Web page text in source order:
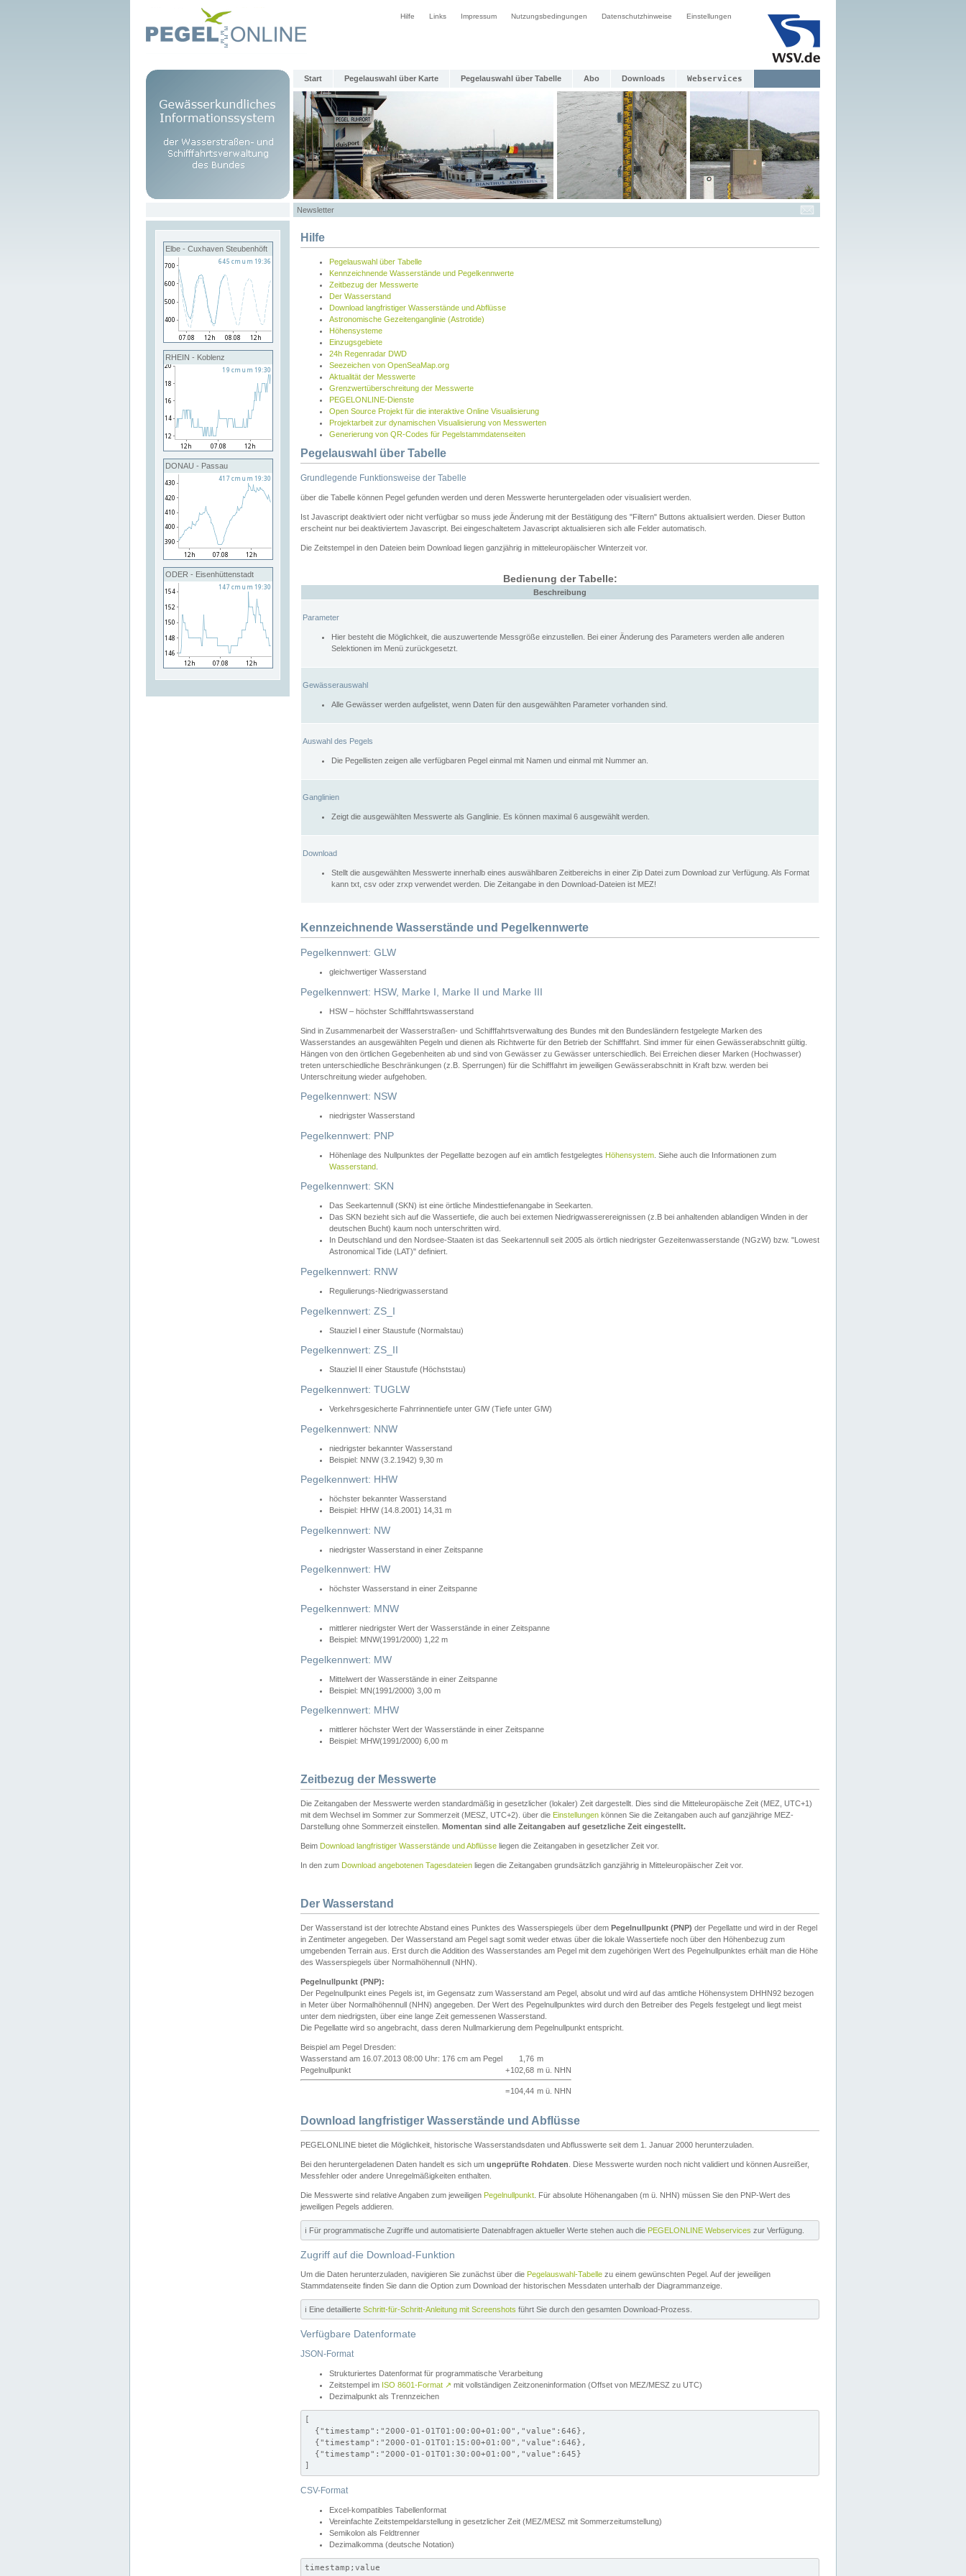
Hilfe Links Impressum Nutzungsbedingungen Datenschutzhinweise Einstellungen
Start Pegelauswahl über Karte Pegelauswahl über Tabelle Abo Downloads Webservices
Newsletter
Elbe - Cuxhaven Steubenhöft
RHEIN - Koblenz
DONAU - Passau
ODER - Eisenhüttenstadt
Hilfe
Pegelauswahl über Tabelle
Kennzeichnende Wasserstände und Pegelkennwerte
Zeitbezug der Messwerte
Der Wasserstand
Download langfristiger Wasserstände und Abflüsse
Astronomische Gezeitenganglinie (Astrotide)
Höhensysteme
Einzugsgebiete
24h Regenradar DWD
Seezeichen von OpenSeaMap.org
Aktualität der Messwerte
Grenzwertüberschreitung der Messwerte
PEGELONLINE-Dienste
Open Source Projekt für die interaktive Online Visualisierung
Projektarbeit zur dynamischen Visualisierung von Messwerten
Generierung von QR-Codes für Pegelstammdatenseiten
Pegelauswahl über Tabelle
Grundlegende Funktionsweise der Tabelle
über die Tabelle können Pegel gefunden werden und deren Messwerte heruntergeladen oder visualisiert werden.
Ist Javascript deaktiviert oder nicht verfügbar so muss jede Änderung mit der Bestätigung des "Filtern" Buttons aktualisiert werden. Dieser Button
erscheint nur bei deaktiviertem Javascript. Bei eingeschaltetem Javascript aktualisieren sich alle Felder automatisch.
Die Zeitstempel in den Dateien beim Download liegen ganzjährig in mitteleuropäischer Winterzeit vor.
Bedienung der Tabelle:
Beschreibung
Parameter
Hier besteht die Möglichkeit, die auszuwertende Messgröße einzustellen. Bei einer Änderung des Parameters werden alle anderen
Selektionen im Menü zurückgesetzt.
Gewässerauswahl
Alle Gewässer werden aufgelistet, wenn Daten für den ausgewählten Parameter vorhanden sind.
Auswahl des Pegels
Die Pegellisten zeigen alle verfügbaren Pegel einmal mit Namen und einmal mit Nummer an.
Ganglinien
Zeigt die ausgewählten Messwerte als Ganglinie. Es können maximal 6 ausgewählt werden.
Download
Stellt die ausgewählten Messwerte innerhalb eines auswählbaren Zeitbereichs in einer Zip Datei zum Download zur Verfügung. Als Format
kann txt, csv oder zrxp verwendet werden. Die Zeitangabe in den Download-Dateien ist MEZ!
Kennzeichnende Wasserstände und Pegelkennwerte
Pegelkennwert: GLW
gleichwertiger Wasserstand
Pegelkennwert: HSW, Marke I, Marke II und Marke III
HSW – höchster Schifffahrtswasserstand
Sind in Zusammenarbeit der Wasserstraßen- und Schifffahrtsverwaltung des Bundes mit den Bundesländern festgelegte Marken des
Wasserstandes an ausgewählten Pegeln und dienen als Richtwerte für den Betrieb der Schifffahrt. Sind immer für einen Gewässerabschnitt gültig.
Hängen von den örtlichen Gegebenheiten ab und sind von Gewässer zu Gewässer unterschiedlich. Bei Erreichen dieser Marken (Hochwasser)
treten unterschiedliche Beschränkungen (z.B. Sperrungen) für die Schifffahrt im jeweiligen Gewässerabschnitt in Kraft bzw. werden bei
Unterschreitung wieder aufgehoben.
Pegelkennwert: NSW
niedrigster Wasserstand
Pegelkennwert: PNP
Höhenlage des Nullpunktes der Pegellatte bezogen auf ein amtlich festgelegtes Höhensystem . Siehe auch die Informationen zum
Wasserstand
Pegelkennwert: SKN
Das Seekartennull (SKN) ist eine örtliche Mindesttiefenangabe in Seekarten.
Das SKN bezieht sich auf die Wassertiefe, die auch bei extemen Niedrigwasserereignissen (z.B bei anhaltenden ablandigen Winden in der
deutschen Bucht) kaum noch unterschritten wird.
In Deutschland und den Nordsee-Staaten ist das Seekartennull seit 2005 als örtlich niedrigster Gezeitenwasserstande (NGzW) bzw. "Lowest
Astronomical Tide (LAT)" definiert.
Pegelkennwert: RNW
Regulierungs-Niedrigwasserstand
Pegelkennwert: ZS_I
Stauziel I einer Staustufe (Normalstau)
Pegelkennwert: ZS_II
Stauziel II einer Staustufe (Höchststau)
Pegelkennwert: TUGLW
Verkehrsgesicherte Fahrrinnentiefe unter GlW (Tiefe unter GlW)
Pegelkennwert: NNW
niedrigster bekannter Wasserstand
Beispiel: NNW (3.2.1942) 9,30 m
Pegelkennwert: HHW
höchster bekannter Wasserstand
Beispiel: HHW (14.8.2001) 14,31 m
Pegelkennwert: NW
niedrigster Wasserstand in einer Zeitspanne
Pegelkennwert: HW
höchster Wasserstand in einer Zeitspanne
Pegelkennwert: MNW
mittlerer niedrigster Wert der Wasserstände in einer Zeitspanne
Beispiel: MNW(1991/2000) 1,22 m
Pegelkennwert: MW
Mittelwert der Wasserstände in einer Zeitspanne
Beispiel: MN(1991/2000) 3,00 m
Pegelkennwert: MHW
mittlerer höchster Wert der Wasserstände in einer Zeitspanne
Beispiel: MHW(1991/2000) 6,00 m
Zeitbezug der Messwerte
Die Zeitangaben der Messwerte werden standardmäßig in gesetzlicher (lokaler) Zeit dargestellt. Dies sind die Mitteleuropäische Zeit (MEZ, UTC+1)
mit dem Wechsel im Sommer zur Sommerzeit (MESZ, UTC+2). über die Einstellungen können Sie die Zeitangaben auch auf ganzjährige MEZ-
Darstellung ohne Sommerzeit einstellen. Momentan sind alle Zeitangaben auf gesetzliche Zeit eingestellt.
Beim Download langfristiger Wasserstände und Abflüsse liegen die Zeitangaben in gesetzlicher Zeit vor.
In den zum Download angebotenen Tagesdateien liegen die Zeitangaben grundsätzlich ganzjährig in Mitteleuropäischer Zeit vor.
Der Wasserstand
Der Wasserstand ist der lotrechte Abstand eines Punktes des Wasserspiegels über dem Pegelnullpunkt (PNP) der Pegellatte und wird in der Regel
in Zentimeter angegeben. Der Wasserstand am Pegel sagt somit weder etwas über die lokale Wassertiefe noch über den Höhenbezug zum
umgebenden Terrain aus. Erst durch die Addition des Wasserstandes am Pegel mit dem zugehörigen Wert des Pegelnullpunktes erhält man die Höhe
des Wasserspiegels über Normalhöhennull (NHN).
Pegelnullpunkt (PNP):
Der Pegelnullpunkt eines Pegels ist, im Gegensatz zum Wasserstand am Pegel, absolut und wird auf das amtliche Höhensystem DHHN92 bezogen
in Meter über Normalhöhennull (NHN) angegeben. Der Wert des Pegelnullpunktes wird durch den Betreiber des Pegels festgelegt und liegt meist
unter dem niedrigsten, über eine lange Zeit gemessenen Wasserstand.
Die Pegellatte wird so angebracht, dass deren Nullmarkierung dem Pegelnullpunkt entspricht.
Beispiel am Pegel Dresden:
Wasserstand am 16.07.2013 08:00 Uhr: 176 cm am Pegel
1,76 m
Pegelnullpunkt
+102,68 m ü. NHN
=104,44 m ü. NHN
Download langfristiger Wasserstände und Abflüsse
PEGELONLINE bietet die Möglichkeit, historische Wasserstandsdaten und Abflusswerte seit dem 1. Januar 2000 herunterzuladen.
Bei den heruntergeladenen Daten handelt es sich um ungeprüfte Rohdaten . Diese Messwerte wurden noch nicht validiert und können Ausreißer,
Messfehler oder andere Unregelmäßigkeiten enthalten.
Die Messwerte sind relative Angaben zum jeweiligen Pegelnullpunkt . Für absolute Höhenangaben (m ü. NHN) müssen Sie den PNP-Wert des
jeweiligen Pegels addieren.
ℹ️ Für programmatische Zugriffe und automatisierte Datenabfragen aktueller Werte stehen auch die PEGELONLINE Webservices zur Verfügung.
Zugriff auf die Download-Funktion
Um die Daten herunterzuladen, navigieren Sie zunächst über die Pegelauswahl-Tabelle zu einem gewünschten Pegel. Auf der jeweiligen
Stammdatenseite finden Sie dann die Option zum Download der historischen Messdaten unterhalb der Diagrammanzeige.
ℹ️ Eine detaillierte Schritt-für-Schritt-Anleitung mit Screenshots führt Sie durch den gesamten Download-Prozess.
Verfügbare Datenformate
JSON-Format
Strukturiertes Datenformat für programmatische Verarbeitung
Zeitstempel im ISO 8601-Format ↗ mit vollständigen Zeitzoneninformation (Offset von MEZ/MESZ zu UTC)
Dezimalpunkt als Trennzeichen
[
  {"timestamp":"2000-01-01T01:00:00+01:00","value":646},
  {"timestamp":"2000-01-01T01:15:00+01:00","value":646},
  {"timestamp":"2000-01-01T01:30:00+01:00","value":645}
]
CSV-Format
Excel-kompatibles Tabellenformat
Vereinfachte Zeitstempeldarstellung in gesetzlicher Zeit (MEZ/MESZ mit Sommerzeitumstellung)
Semikolon als Feldtrenner
Dezimalkomma (deutsche Notation)
timestamp;value